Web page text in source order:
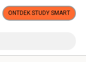
ONTDEK STUDY SMART